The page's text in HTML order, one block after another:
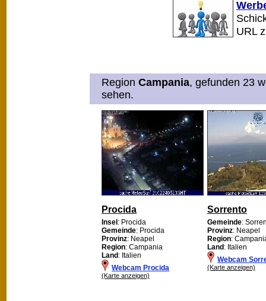
URL
Region Campania, gefunden 23
sehen.
Procida
Insel: Procida
Gemeinde: Procida
Provinz: Neapel
Region: Campania
Land: Italien
Webcam Procida
(Karte anzeigen)
Sorrento
Gemeinde:
Provinz: Neapel
Region:
Land: Italien
Webcam
(Karte anzeigen)